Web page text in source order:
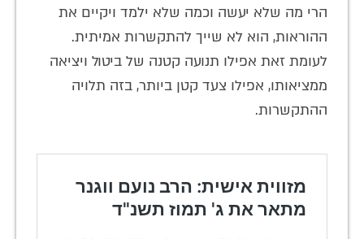
הרי מה שלא יעשה וכמה שלא ילמד ויקיים את
ההוראות, הוא לא שייך להתקשרות אמיתית.
לעומת זאת אפילו תנועה קטנה של ביטול ויציאה
ממציאותו, אפילו צעד קטן ביותר, בזה תלויה
ההתקשרות.